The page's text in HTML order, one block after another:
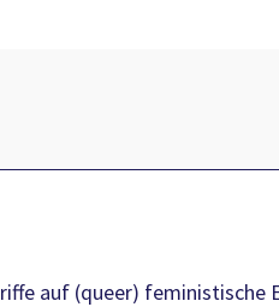
auf (queer) feministische